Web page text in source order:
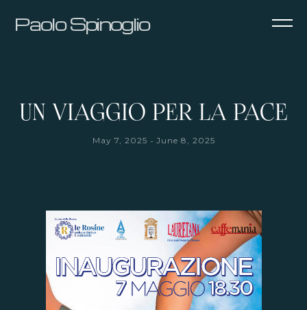
UN VIAGGIO PER LA PACE
May 7, 2025 - June 8, 2025
Paolo Spinoglio